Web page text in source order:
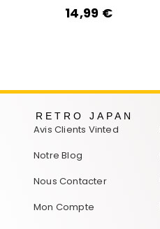
14,99 €
RETRO JAPAN
Avis Clients Vinted
Notre Blog
Nous Contacter
Mon Compte